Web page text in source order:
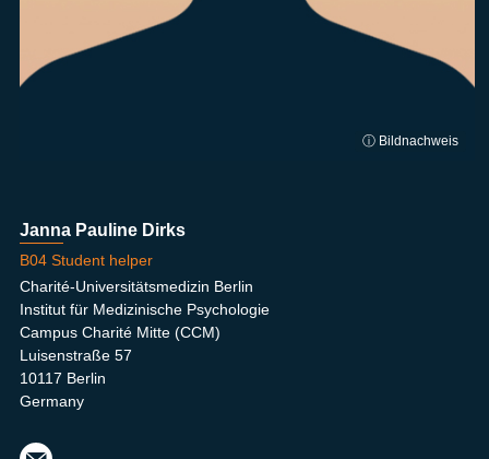
ⓘ Bildnachweis
Janna Pauline Dirks
B04 Student helper
Charité-Universitätsmedizin Berlin
Institut für Medizinische Psychologie
Campus Charité Mitte (CCM)
Luisenstraße 57
10117 Berlin
Germany
jann